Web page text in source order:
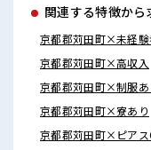
関連する特徴から
京都郡苅田町×未経験
京都郡苅田町×高収入
京都郡苅田町×制服あ
京都郡苅田町×寮あり
京都郡苅田町×ピアス